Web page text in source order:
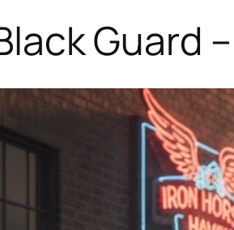
Guard